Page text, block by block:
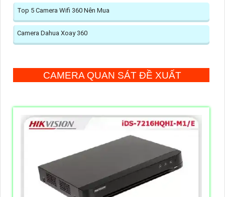
Top 5 Camera Wifi 360 Nên Mua
Camera Dahua Xoay 360
CAMERA QUAN SÁT ĐỀ XUẤT